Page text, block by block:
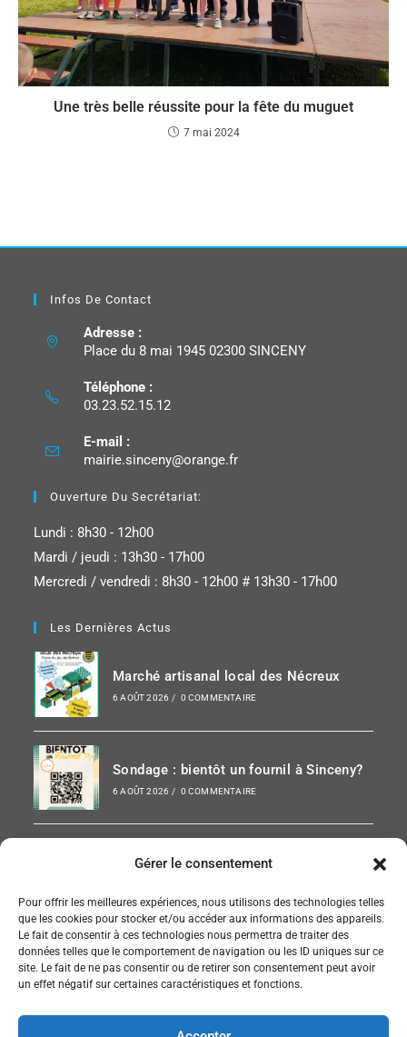
Gérer le consentement
Pour offrir les meilleures expériences, nous utilisons des technologies telles
que les cookies pour stocker et/ou accéder aux informations des appareils.
Le fait de consentir à ces technologies nous permettra de traiter des
données telles que le comportement de navigation ou les ID uniques sur ce
site. Le fait de ne pas consentir ou de retirer son consentement peut avoir
un effet négatif sur certaines caractéristiques et fonctions.
Une très belle réussite pour la fête du muguet
7 mai 2024
Infos De Contact
Adresse :
Place du 8 mai 1945 02300 SINCENY
Téléphone :
03.23.52.15.12
E-mail :
mairie.sinceny@orange.fr
Ouverture Du Secrétariat:
Lundi : 8h30 - 12h00
Mardi / jeudi : 13h30 - 17h00
Mercredi / vendredi : 8h30 - 12h00 # 13h30 - 17h00
Les Dernières Actus
Marché artisanal local des Nécreux
6 AOÛT 2026 / 0 COMMENTAIRE
Sondage : bientôt un fournil à Sinceny?
6 AOÛT 2026 / 0 COMMENTAIRE
Paris-Chauny 2026
SUIVEZ NOUS SUR FACEBOOK